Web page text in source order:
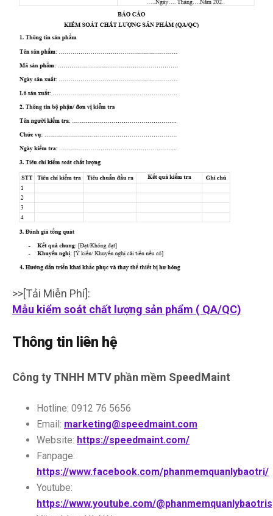
>>[Tải Miễn Phí]:
Mẫu kiểm soát chất lượng sản phẩm ( QA/QC)
Thông tin liên hệ
Công ty TNHH MTV phần mềm SpeedMaint
Hotline: 0912 76 5656
Email: marketing@speedmaint.com
Website: https://speedmaint.com/
Fanpage:
https://www.facebook.com/phanmemquanlybaotri/
Youtube:
https://www.youtube.com/